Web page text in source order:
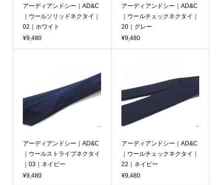
アーディアンドシー｜AD&C
｜ウールソリッドネクタイ｜
02｜ホワイト
¥9,480
アーディアンドシー｜AD&C
｜ウールチェックネクタイ｜
20｜グレー
¥9,480
アーディアンドシー｜AD&C
｜ウールストライプネクタイ
｜03｜ネイビー
¥9,480
アーディアンドシー｜AD&C
｜ウールチェックネクタイ｜
22｜ネイビー
¥9,480